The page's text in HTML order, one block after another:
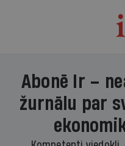
Abonē Ir –
žurnālu par